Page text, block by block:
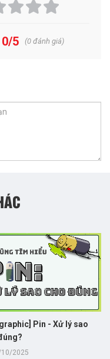
0/5 (0đánh giá)
Pin - Xử lý sao
2025